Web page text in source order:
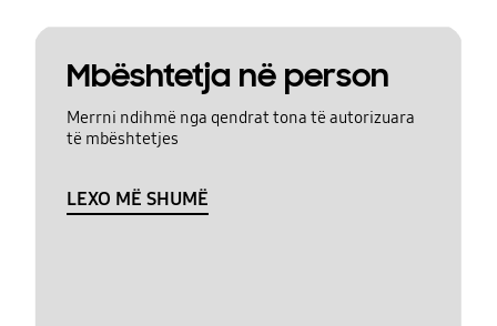
Mbështetja në person
Merrni ndihmë nga qendrat tona të autorizuara
të mbështetjes
LEXO MË SHUMË